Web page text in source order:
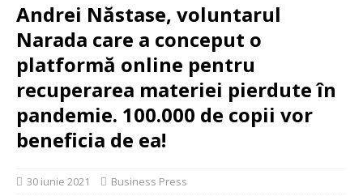
Andrei Năstase, voluntarul
Narada care a conceput o
platformă online pentru
recuperarea materiei pierdute în
pandemie. 100.000 de copii vor
beneficia de ea!
30 iunie 2021 Business Press